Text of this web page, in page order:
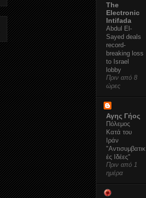
The
Electronic
Intifada
Abdul El-
Sayed deals
record-
breaking loss
to Israel
lobby
Πριν από 8
ώρες
Αγης Γήος
Πόλεμος
Κατά του
Ιράν
"Αντισυμβατικ
ές Ιδέες"
Πριν από 1
ημέρα